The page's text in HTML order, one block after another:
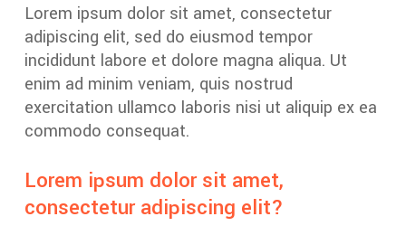
Lorem ipsum dolor sit amet, consectetur
adipiscing elit, sed do eiusmod tempor
incididunt labore et dolore magna aliqua. Ut
enim ad minim veniam, quis nostrud
exercitation ullamco laboris nisi ut aliquip ex ea
commodo consequat.
Lorem ipsum dolor sit amet,
consectetur adipiscing elit?